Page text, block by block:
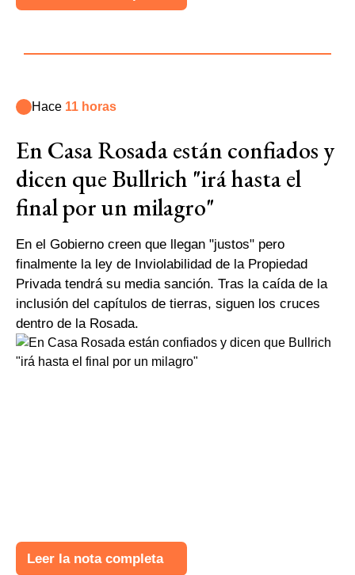
Hace 11 horas
En Casa Rosada están confiados y
dicen que Bullrich "irá hasta el
final por un milagro"
En el Gobierno creen que llegan "justos" pero
finalmente la ley de Inviolabilidad de la Propiedad
Privada tendrá su media sanción. Tras la caída de la
inclusión del capítulos de tierras, siguen los cruces
dentro de la Rosada.
Leer la nota completa